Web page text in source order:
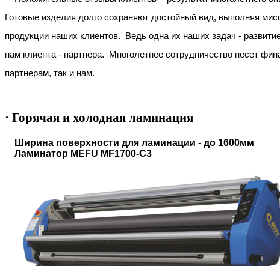
Готовые изделия долго сохраняют достойный вид, выполняя
продукции наших клиентов.
Ведь одна их наших задач -
нам клиента - партнера. Многолетнее сотрудничество несет
партнерам, так и нам.
· Горячая и холодная ламинация
Ширина поверхности для ламинации - до 1600мм
Ламинатор MEFU MF1700-C3